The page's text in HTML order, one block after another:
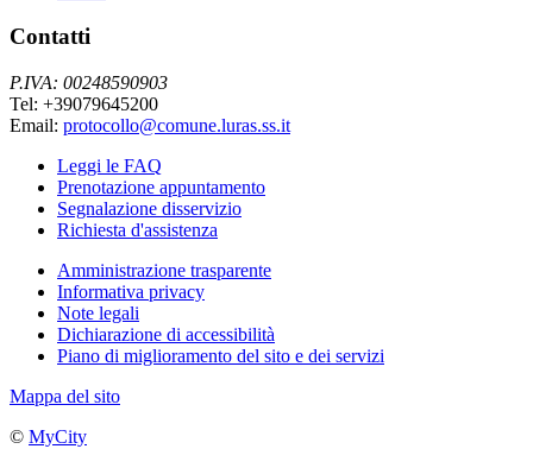
Contatti
P.IVA: 00248590903
Tel: +39079645200
Email: protocollo@comune.luras.ss.it
Leggi le FAQ
Prenotazione appuntamento
Segnalazione disservizio
Richiesta d'assistenza
Amministrazione trasparente
Informativa privacy
Note legali
Dichiarazione di accessibilità
Piano di miglioramento del sito e dei servizi
Mappa del sito
© MyCity